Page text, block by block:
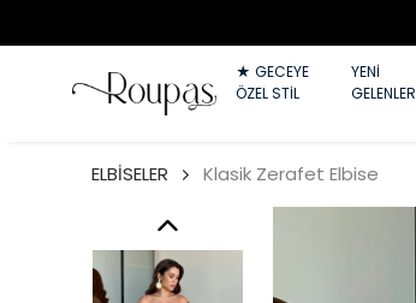
★ GECEYE
ÖZEL STİL
YENİ
GELENLER
ELBİSELER Klasik Zerafet Elbise